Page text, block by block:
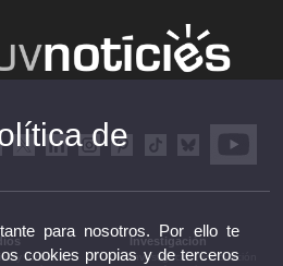
y formación
Investigación
Investigación, innovación
de
para nosotros. Por ello te
cookies propias y de terceros